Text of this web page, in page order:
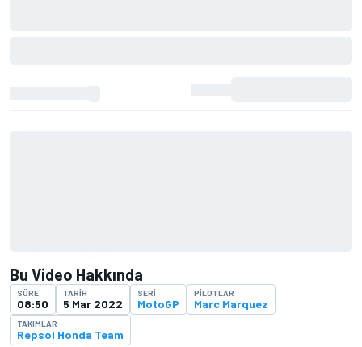
Bu Video Hakkında
SÜRE
08:50
TARIH
5 Mar 2022
SERI
MotoGP
PILOTLAR
Marc Marquez
TAKIMLAR
Repsol Honda Team